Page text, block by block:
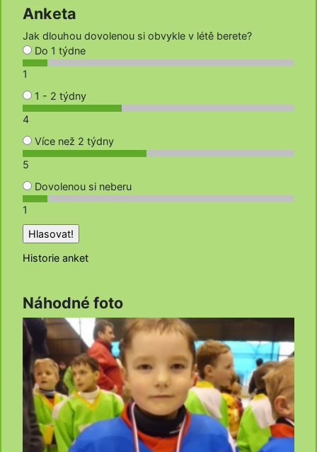
Anketa
Jak dlouhou dovolenou si obvykle v létě berete?
Do 1 týdne
1
1 - 2 týdny
4
Více než 2 týdny
5
Dovolenou si neberu
1
Historie anket
Náhodné foto